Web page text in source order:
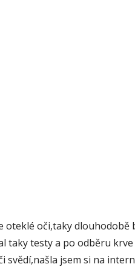
oči,taky dlouhodobě
taky testy a po odběru
svědí,našla jsem si na